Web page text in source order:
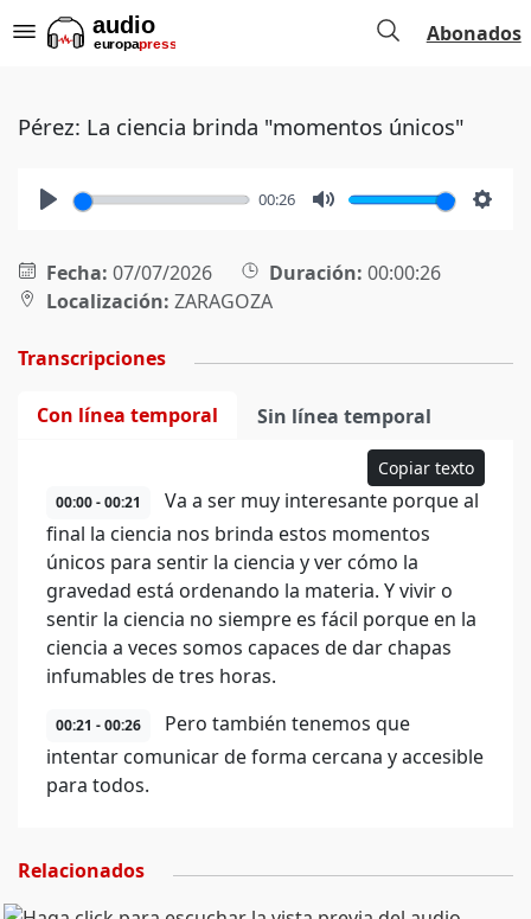
Abonados
Pérez: La ciencia brinda "momentos únicos"
00:26
Fecha: 07/07/2026 Duración: 00:00:26
Localización: ZARAGOZA
Transcripciones
Con línea temporal Sin línea temporal
Copiar texto
00:00 - 00:21
Va a ser muy interesante porque al
final la ciencia nos brinda estos momentos
únicos para sentir la ciencia y ver cómo la
gravedad está ordenando la materia. Y vivir o
sentir la ciencia no siempre es fácil porque en la
ciencia a veces somos capaces de dar chapas
infumables de tres horas.
00:21 - 00:26
Pero también tenemos que
intentar comunicar de forma cercana y accesible
para todos.
Relacionados